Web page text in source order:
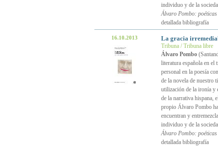
individuo y de la
Álvaro Pombo: poéticas
detallada bibliografía
16.10.2013 La gracia
Tribuna / Tribuna libre
Álvaro Pombo
literatura española en
personal en la poesía
de la novela de nuestro
utilización de la ironía y
de la narrativa hispana,
propio Álvaro Pombo
encuentran y
individuo y de la
Álvaro Pombo: poéticas
detallada bibliografía